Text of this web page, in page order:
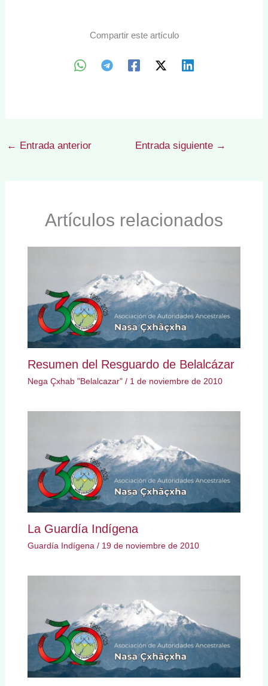
Compartir este artículo
← Entrada anterior Entrada siguiente →
Artículos relacionados
Resumen del Resguardo de Belalcázar
Nega Çxhab "Belalcazar"/ 1 de noviembre de 2010
La Guardía Indígena
Guardía Indígena/ 19 de noviembre de 2010